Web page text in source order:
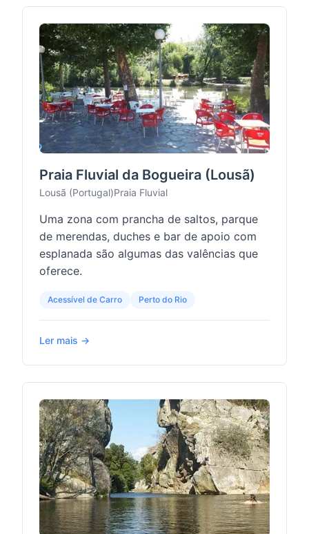
Praia Fluvial da Bogueira (Lousã)
Lousã (Portugal)Praia Fluvial
Uma zona com prancha de saltos, parque
de merendas, duches e bar de apoio com
esplanada são algumas das valências que
oferece.
Acessível de Carro Perto do Rio
Ler mais →